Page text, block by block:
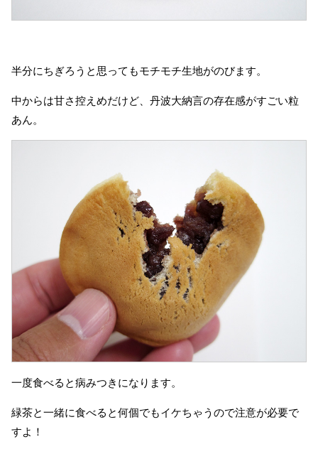
半分にちぎろうと思ってもモチモチ生地がのびます。
中からは甘さ控えめだけど、丹波大納言の存在感がすごい粒
あん。
一度食べると病みつきになります。
緑茶と一緒に食べると何個でもイケちゃうので注意が必要で
すよ！